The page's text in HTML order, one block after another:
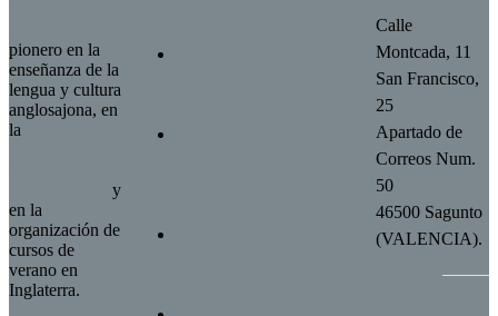
pionero en la
enseñanza de la
lengua y cultura
anglosajona, en
la
y
en la
organización de
cursos de
verano en
Inglaterra.
Calle
Montcada, 11
San Francisco,
25
Apartado de
Correos Num.
50
46500 Sagunto
(VALENCIA).